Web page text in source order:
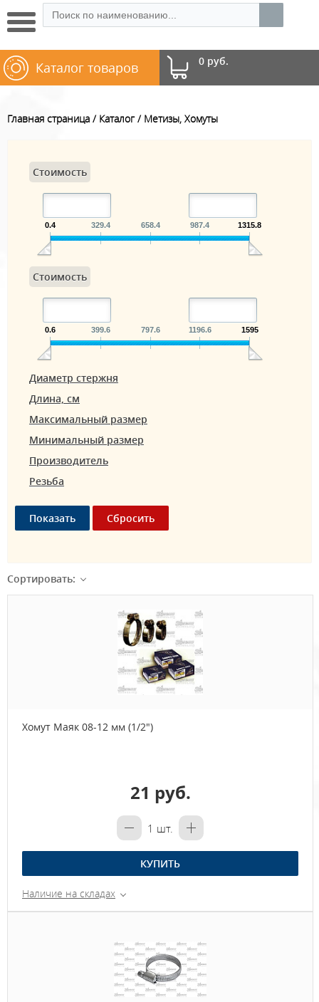
0 руб.
Каталог товаров
Главная страница Каталог Метизы, Хомуты
Стоимость
0.4 329.4 658.4 987.4 1315.8
Стоимость
0.6 399.6 797.6 1196.6 1595
Диаметр стержня
Длина, см
Максимальный размер
Минимальный размер
Производитель
Резьба
Сортировать:
Хомут Маяк 08-12 мм (1/2")
21 руб.
1 шт.
КУПИТЬ
Наличие на складах